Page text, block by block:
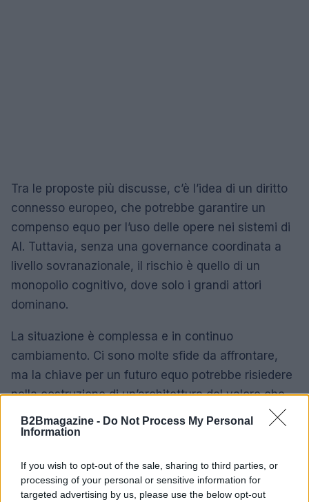
B2Bmagazine - Do Not Process My Personal
Information
If you wish to opt-out of the sale, sharing to third parties, or
processing of your personal or sensitive information for
targeted advertising by us, please use the below opt-out
Tra le proposte più discusse, c’è l’idea di un diritto
connesso europeo, che potrebbe garantire un
compenso equo per l’uso delle opere nei sistemi di
AI. Tuttavia, senza una governance coordinata a
livello sovranazionale, il rischio è quello di un
monopolio cognitivo, dove solo i grandi attori
dominano.
La situazione è complessa e in continuo
cambiamento. Ci sono molte sfide da affrontare,
ma la chiave per un futuro equo potrebbe risiedere
nella costruzione di un’architettura del valore che
riconosca il ruolo dei produttori di contenuti. Questo
è un momento cruciale per il web! Chi è pronto a